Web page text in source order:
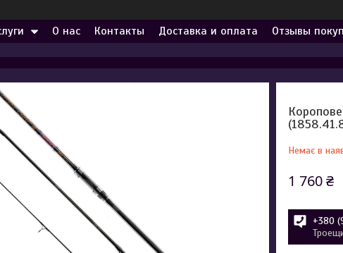
О нас Контакты Доставка и оплата Отзывы
Немає в
1 760 ₴
+380